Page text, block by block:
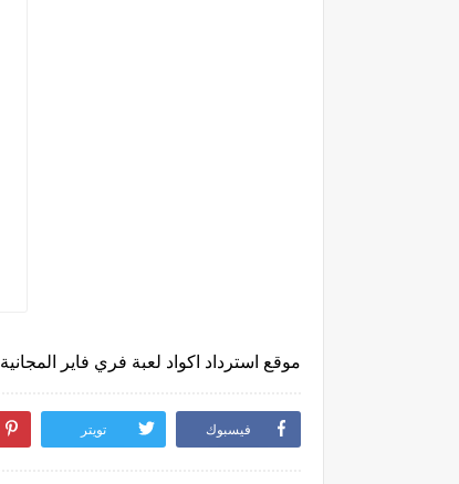
موقع استرداد اكواد لعبة فري فاير المجانية
فيسبوك تويتر